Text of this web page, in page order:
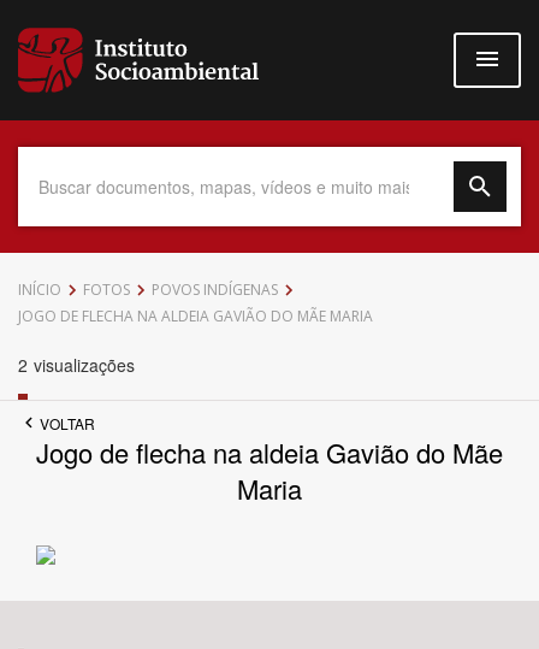
para
conteúdo
Data do Documento
Até
INÍCIO FOTOS
POVOS INDÍGENAS
JOGO DE FLECHA NA ALDEIA GAVIÃO DO MÃE MARIA
2 visualizações
VOLTAR
Jogo de flecha na aldeia Gavião do Mãe
Maria